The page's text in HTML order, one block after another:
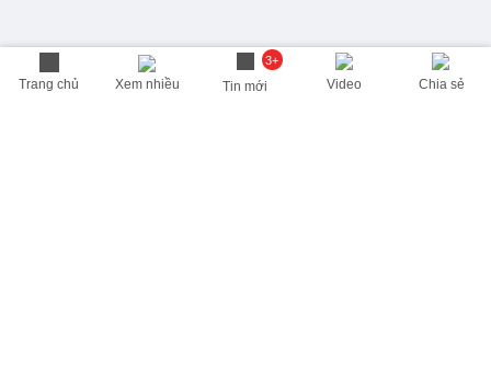
Trang chủ Xem nhiều
3+
Tin mới Video Chia sẻ